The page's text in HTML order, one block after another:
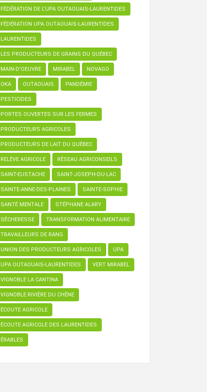
FÉDÉRATION DE L’UPA OUTAOUAIS-LAURENTIDES
FÉDÉRATION UPA OUTAOUAIS-LAURENTIDES
LAURENTIDES
LES PRODUCTEURS DE GRAINS DU QUÉBEC
MAIN-D'OEUVRE MIRABEL NOVAGO
OKA OUTAOUAIS PANDÉMIE
PESTICIDES
PORTES OUVERTES SUR LES FERMES
PRODUCTEURS AGRICOLES
PRODUCTEURS DE LAIT DU QUÉBEC
RELÈVE AGRICOLE RÉSEAU AGRICONSEILS
SAINT-EUSTACHE SAINT-JOSEPH-DU-LAC
SAINTE-ANNE-DES-PLAINES SAINTE-SOPHIE
SANTÉ MENTALE STÉPHANE ALARY
SÉCHERESSE TRANSFORMATION ALIMENTAIRE
TRAVAILLEURS DE RANG
UNION DES PRODUCTEURS AGRICOLES UPA
UPA OUTAOUAIS-LAURENTIDES VERT MIRABEL
VIGNOBLE LA CANTINA
VIGNOBLE RIVIÈRE DU CHÊNE
ÉCOUTE AGRICOLE
ÉCOUTE AGRICOLE DES LAURENTIDES
ÉRABLES